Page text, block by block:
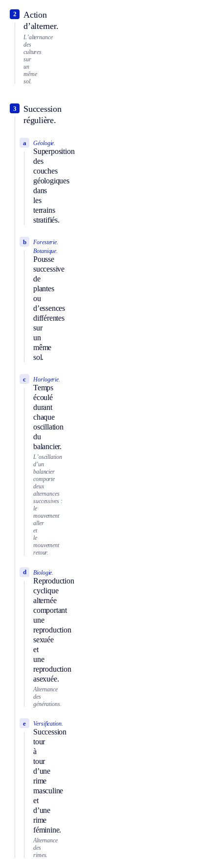
Action
d’alterner.
2
L’alternance
des
cultures
sur
un
même
sol.
Succession
régulière.
3
Géologie.
Superposition
des
couches
géologiques
dans
les
terrains
stratifiés.
a
Foresterie.
Botanique.
Pousse
successive
de
plantes
ou
d’essences
différentes
sur
un
même
sol.
b
Horlogerie.
Temps
écoulé
durant
chaque
oscillation
du
balancier.
c
L’oscillation
d’un
balancier
comporte
deux
alternances
successives :
le
mouvement
aller
et
le
mouvement
retour.
Biologie.
Reproduction
cyclique
alternée
comportant
une
reproduction
sexuée
et
une
reproduction
asexuée.
d
Alternance
des
générations.
Versification.
Succession
tour
à
tour
d’une
rime
masculine
et
d’une
rime
féminine.
e
Alternance
des
rimes.